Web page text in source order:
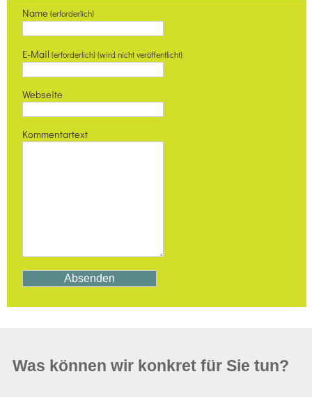
Name (erforderlich)
E-Mail (erforderlich) (wird nicht veröffentlicht)
Webseite
Kommentartext
Was können wir konkret für Sie tun?